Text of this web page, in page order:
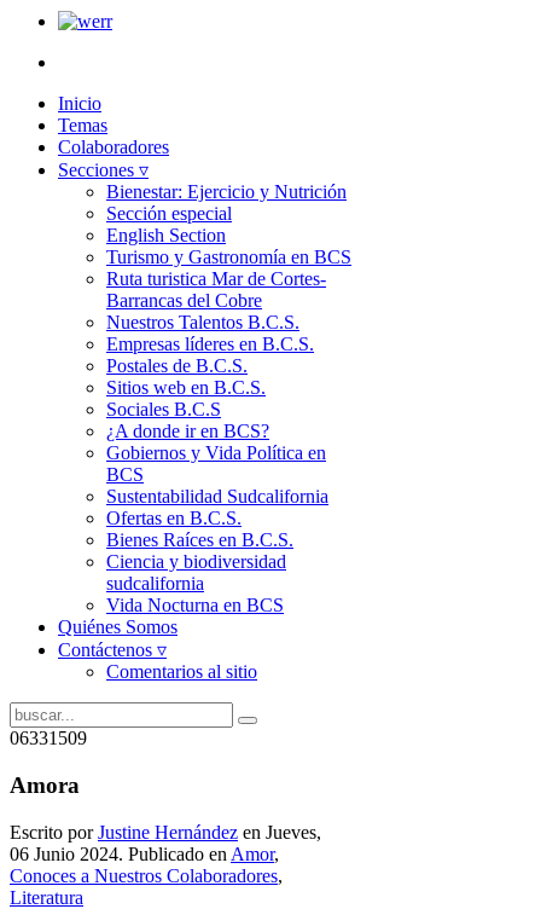
Inicio
Temas
Colaboradores
Secciones ▿
Bienestar: Ejercicio y Nutrición
Sección especial
English Section
Turismo y Gastronomía en BCS
Ruta turistica Mar de Cortes-
Barrancas del Cobre
Nuestros Talentos B.C.S.
Empresas líderes en B.C.S.
Postales de B.C.S.
Sitios web en B.C.S.
Sociales B.C.S
¿A donde ir en BCS?
Gobiernos y Vida Política en
BCS
Sustentabilidad Sudcalifornia
Ofertas en B.C.S.
Bienes Raíces en B.C.S.
Ciencia y biodiversidad
sudcalifornia
Vida Nocturna en BCS
Quiénes Somos
Contáctenos ▿
Comentarios al sitio
06331509
Amora
Escrito porJustine Hernández en Jueves,
06 Junio 2024. Publicado en Amor,
Conoces a Nuestros Colaboradores,
Literatura